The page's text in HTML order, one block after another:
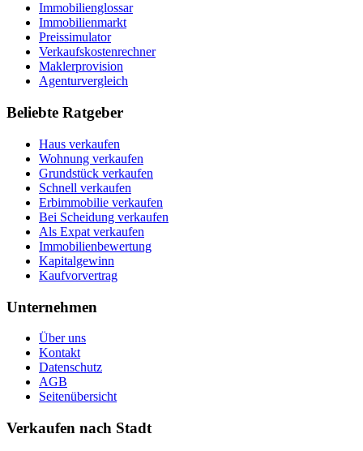
Immobilienglossar
Immobilienmarkt
Preissimulator
Verkaufskostenrechner
Maklerprovision
Agenturvergleich
Beliebte Ratgeber
Haus verkaufen
Wohnung verkaufen
Grundstück verkaufen
Schnell verkaufen
Erbimmobilie verkaufen
Bei Scheidung verkaufen
Als Expat verkaufen
Immobilienbewertung
Kapitalgewinn
Kaufvorvertrag
Unternehmen
Über uns
Kontakt
Datenschutz
AGB
Seitenübersicht
Verkaufen nach Stadt